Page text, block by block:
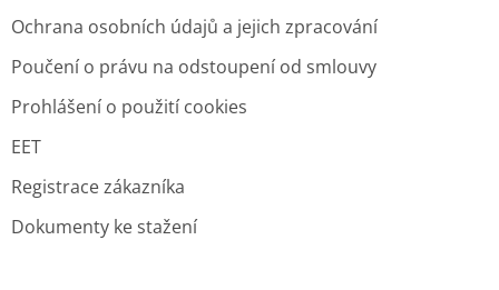
Ochrana osobních údajů a jejich zpracování
Poučení o právu na odstoupení od smlouvy
Prohlášení o použití cookies
EET
Registrace zákazníka
Dokumenty ke stažení